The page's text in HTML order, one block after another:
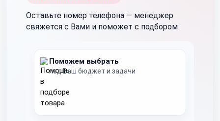
Оставьте номер телефона — менеджер
свяжется с Вами и поможет с подбором
Поможем выбрать
под Ваш бюджет и задачи